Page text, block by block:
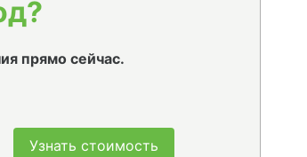
прямо сейчас.
Узнать стоимость